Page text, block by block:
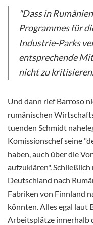
"Dass in
Programmes für
Industrie-Parks
entsprechende
nicht zu
Und dann rief Barroso
rumänischen
tuenden Schmidt
Komissionschef seine
haben, auch über die
aufzuklären".
Deutschland nach
Fabriken von Finnland
könnten. Alles egal laut
Arbeitsplätze innerhalb